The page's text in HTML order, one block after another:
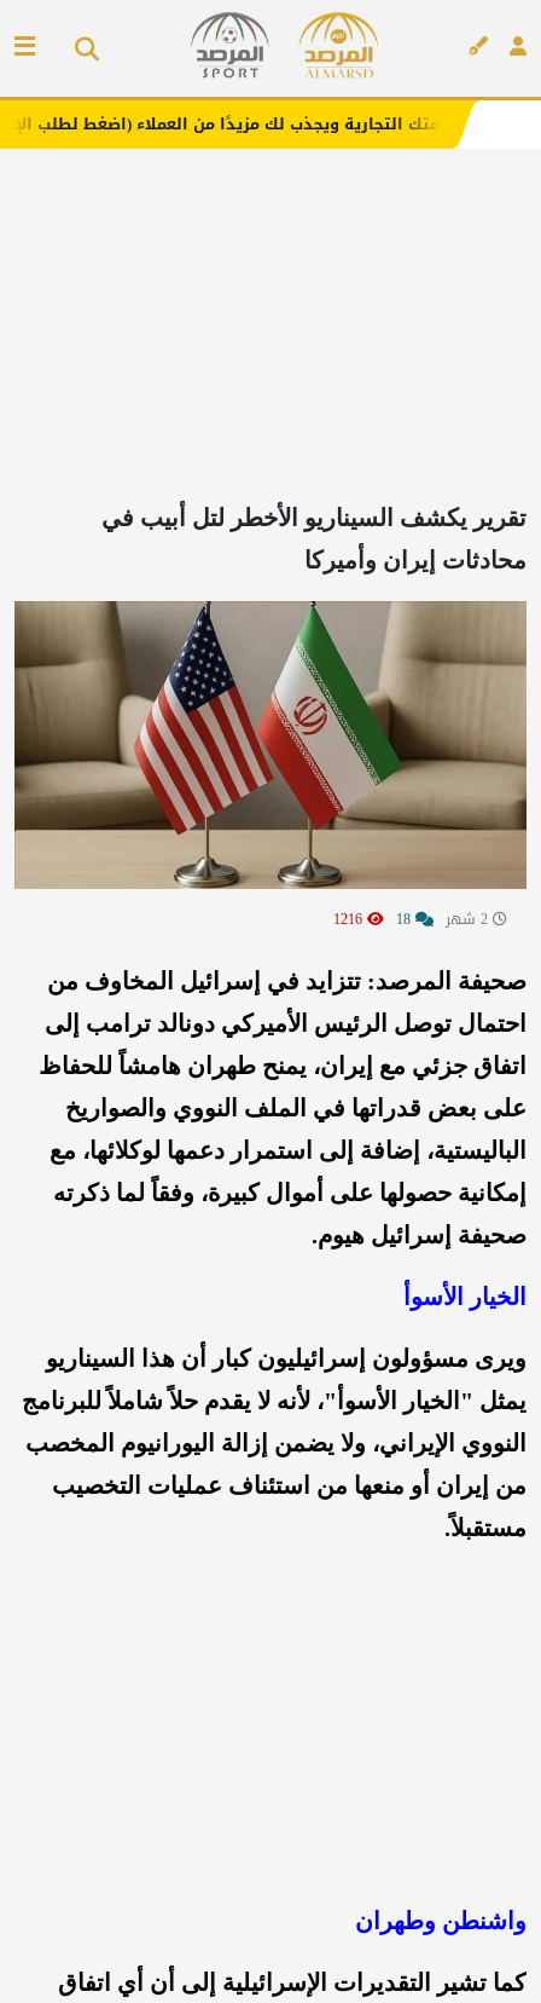
ويجذب لك مزيدًا من العملاء (اضغط لطلب الإعلان)
تقرير يكشف السيناريو الأخطر لتل أبيب في
محادثات إيران وأميركا
صحيفة المرصد: تتزايد في إسرائيل المخاوف من
احتمال توصل الرئيس الأميركي دونالد ترامب إلى
اتفاق جزئي مع إيران، يمنح طهران هامشاً للحفاظ
على بعض قدراتها في الملف النووي والصواريخ
الباليستية، إضافة إلى استمرار دعمها لوكلائها، مع
إمكانية حصولها على أموال كبيرة، وفقاً لما ذكرته
صحيفة إسرائيل هيوم.
الخيار الأسوأ
ويرى مسؤولون إسرائيليون كبار أن هذا السيناريو
يمثل "الخيار الأسوأ"، لأنه لا يقدم حلاً شاملاً للبرنامج
النووي الإيراني، ولا يضمن إزالة اليورانيوم المخصب
من إيران أو منعها من استئناف عمليات التخصيب
مستقبلاً.
واشنطن وطهران
كما تشير التقديرات الإسرائيلية إلى أن أي اتفاق